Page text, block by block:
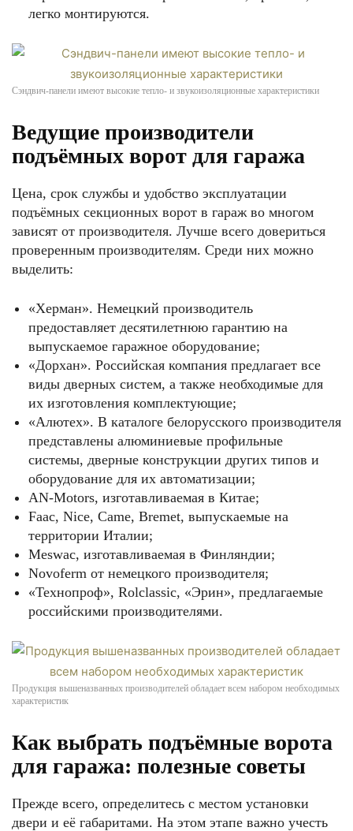
легко монтируются.
Сэндвич-панели имеют высокие тепло- и звукоизоляционные характеристики
Ведущие производители
подъёмных ворот для гаража
Цена, срок службы и удобство эксплуатации
подъёмных секционных ворот в гараж во многом
зависят от производителя. Лучше всего довериться
проверенным производителям. Среди них можно
выделить:
«Херман». Немецкий производитель
предоставляет десятилетнюю гарантию на
выпускаемое гаражное оборудование;
«Дорхан». Российская компания предлагает все
виды дверных систем, а также необходимые для
их изготовления комплектующие;
«Алютех». В каталоге белорусского производителя
представлены алюминиевые профильные
системы, дверные конструкции других типов и
оборудование для их автоматизации;
AN-Motors, изготавливаемая в Китае;
Faac, Nice, Came, Bremet, выпускаемые на
территории Италии;
Meswac, изготавливаемая в Финляндии;
Novoferm от немецкого производителя;
«Технопроф», Rolclassic, «Эрин», предлагаемые
российскими производителями.
Продукция вышеназванных производителей обладает всем набором необходимых
характеристик
Как выбрать подъёмные ворота
для гаража: полезные советы
Прежде всего, определитесь с местом установки
двери и её габаритами. На этом этапе важно учесть